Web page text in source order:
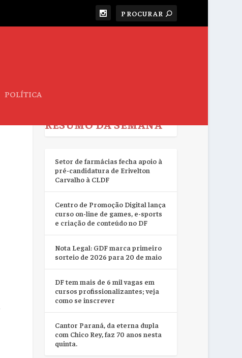
POLÍTICA
RESUMO DA SEMANA
Setor de farmácias fecha apoio à
pré-candidatura de Erivelton
Carvalho à CLDF
Centro de Promoção Digital lança
curso on-line de games, e-sports
e criação de conteúdo no DF
Nota Legal: GDF marca primeiro
sorteio de 2026 para 20 de maio
DF tem mais de 6 mil vagas em
cursos profissionalizantes; veja
como se inscrever
Cantor Paraná, da eterna dupla
com Chico Rey, faz 70 anos nesta
quinta.